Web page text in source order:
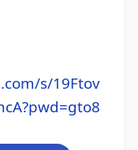
s/19Ftov